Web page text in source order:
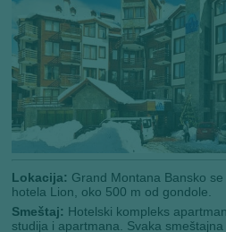
Lokacija: Grand Montana Bansko
hotela Lion, oko 500 m od gondole.
Smeštaj: Hotelski kompleks
studija i apartmana. Svaka